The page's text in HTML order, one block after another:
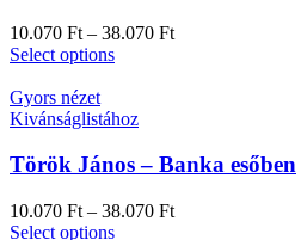
10.070 Ft – 38.070 Ft
Select options
Gyors nézet
Kivánságlistához
Török János – Banka esőben
10.070 Ft – 38.070 Ft
Select options